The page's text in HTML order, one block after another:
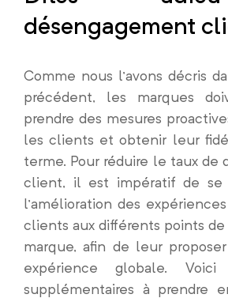
désengagement
Comme nous l’avons décris
précédent, les marques
prendre des mesures
les clients et obtenir leur
terme. Pour réduire le taux de
client, il est impératif de se
l’amélioration des
clients aux différents points
marque, afin de leur
expérience globale.
supplémentaires à prendre